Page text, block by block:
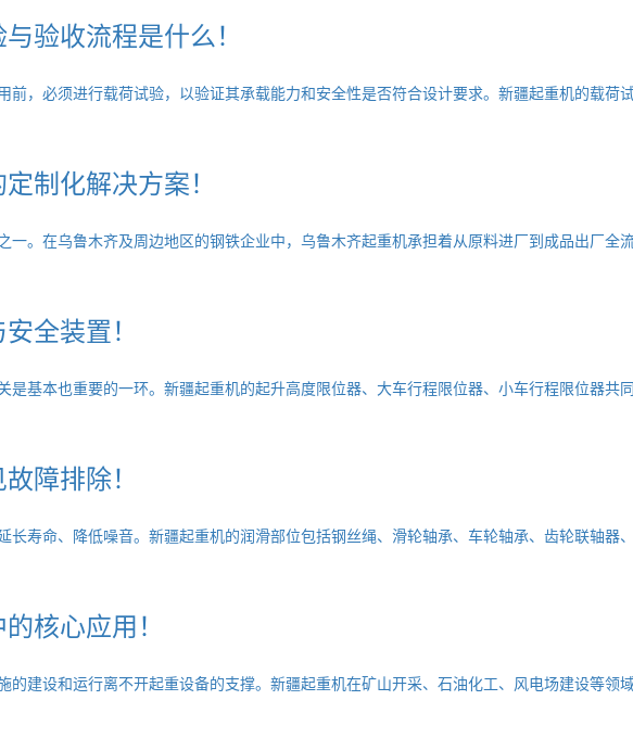
验收流程是什么！
，必须进行载荷试验，以验证其承载能力和安全性是否符合设计要求。新疆起重机的载荷
制化解决方案！
。在乌鲁木齐及周边地区的钢铁企业中，乌鲁木齐起重机承担着从原料进厂到成品出厂全
全装置！
基本也重要的一环。新疆起重机的起升高度限位器、大车行程限位器、小车行程限位器共
障排除！
寿命、降低噪音。新疆起重机的润滑部位包括钢丝绳、滑轮轴承、车轮轴承、齿轮联轴器
核心应用！
建设和运行离不开起重设备的支撑。新疆起重机在矿山开采、石油化工、风电场建设等领